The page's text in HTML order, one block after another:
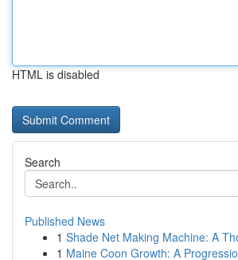
HTML is disabled
Search
Published News
1 Shade Net Making Machine: A
1 Maine Coon Growth: A